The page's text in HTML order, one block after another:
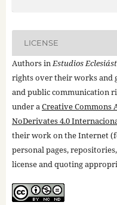
LICENSE
Authors inEstudios
rights over their works
and public communication
under aCreative
NoDerivates 4.0
their work on the Internet
personal pages,
license and quoting